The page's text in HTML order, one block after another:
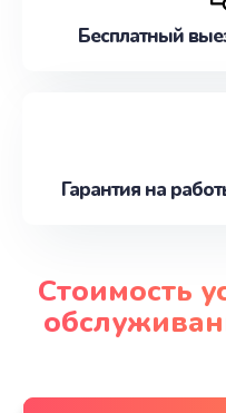
Бесплатный
Гарантия на
Стоимость